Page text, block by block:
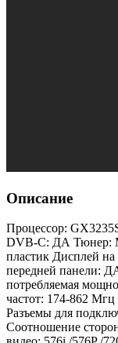
Описание
Процессор:
DVB-C: ДА Тюнер:
пластик Дисплей
передней панели:
потребляемая
частот: 174-862
Разъемы для
Соотношение